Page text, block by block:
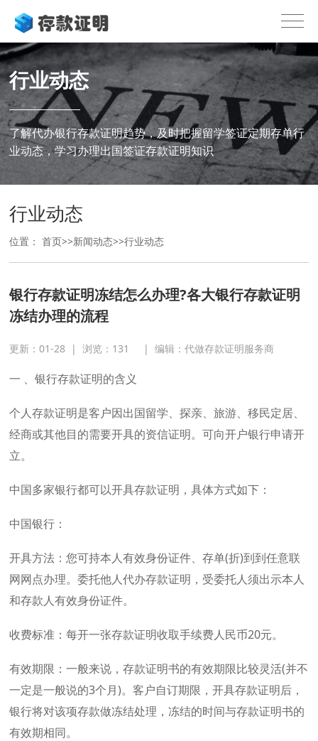
行业动态
了解代办银行存款证明趋势，及时把握留学签证定期存单行
业动态，学习办理出国签证存款证明知识
行业动态
位置：首页>>新闻动态>>行业动态
银行存款证明冻结怎么办理?各大银行存款证明
冻结办理的流程
更新：01-28 |浏览： 131 |编辑：代做存款证明服务商
一 、银行存款证明的含义
个人存款证明是客户因出国留学、探亲、旅游、移民定居、
经商或其他目的需要开具的资信证明。可向开户银行申请开
立。
中国多家银行都可以开具存款证明，具体方式如下：
中国银行：
开具方法：您可持本人有效身份证件、存单(折)到到任意联
网网点办理。委托他人代办存款证明，受委托人须出示本人
和存款人有效身份证件。
收费标准：每开一张存款证明收取手续费人民币20元。
有效期限：一般来说，存款证明书的有效期限比较灵活(并不
一定是一般说的3个月)。客户自订期限，开具存款证明后，
银行将对该项存款做冻结处理，冻结的时间与存款证明书的
有效期相同。